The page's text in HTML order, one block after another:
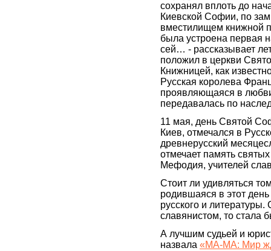
сохранял вплоть до
Киевской Софии, по
вместилищем книжной
была устроена первая
сей… - рассказывает
положил в церкви
Книжницей, как
Русская королева
проявляющаяся в любви
передавалась по
11 мая, день Святой
Киев, отмечался в
древнерусский
отмечает память
Мефодия, учителей
Стоит ли удивляться
родившаяся в этот
русского и
славянистом, то стала
А лучшим судьей и
назвала «МА-МА: Мир